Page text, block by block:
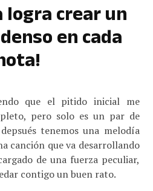
logra crear un
en cada
que el pitido inicial me
pero solo es un par de
tenemos una melodía
canción que va desarrollando
de una fuerza peculiar,
contigo un buen rato.